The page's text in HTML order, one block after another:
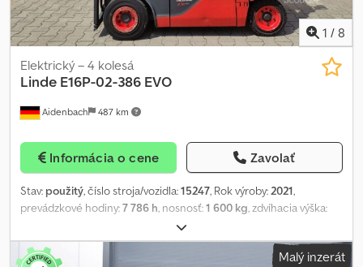
1 / 8
Aidenbach 487 km
Elektrický – 4 kolesá
Linde E16P-02-386 EVO
Informácia o cene Zavolať
Stav: použitý, číslo stroja/vozidla:15247, Rok výroby:2021,
prevádzkové hodiny:7 786 h, nosnosť:1 600 kg, zdvíhacia výška:
1 860 mm, stavebná výška:
veľkosť prednej pneumatiky:18x7-8, veľkosť zadnej pneumatiky:
16x6-8, celková hmotnosť:
, Typ motora: Elektrický,Malý inzerát